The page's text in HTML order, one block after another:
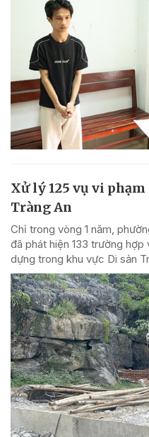
Xử lý 125 vụ vi
Tràng An
Chỉ trong vòng 1 năm,
đã phát hiện 133 trường
dựng trong khu vực Di sản